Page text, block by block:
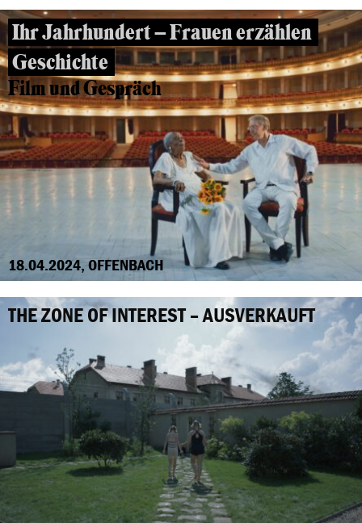
Ihr Jahrhundert – Frauen erzählen
Geschichte
Film und Gespräch
18.04.2024, OFFENBACH
THE ZONE OF INTEREST – AUSVERKAUFT